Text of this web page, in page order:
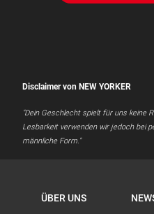
Disclaimer von NEW YORKER
"Dein Geschlecht spielt für uns keine
Lesbarkeit verwenden wir jedoch bei
männliche Form."
ÜBER UNS